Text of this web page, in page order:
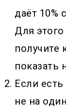
даёт 10%
Для
получите
показать
Если
не на